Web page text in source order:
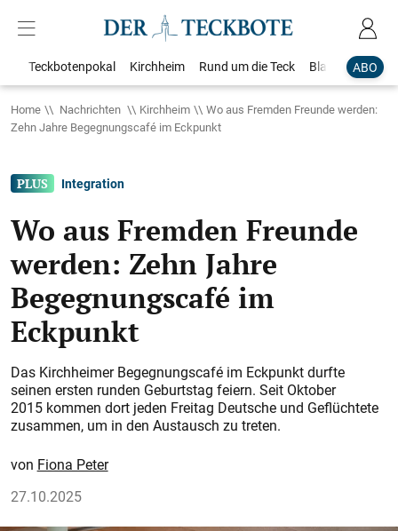
ABO
Teckbotenpokal Kirchheim Rund um die Teck Blaulicht
Home Nachrichten Kirchheim
Wo aus Fremden Freunde werden:
Zehn Jahre Begegnungscafé im Eckpunkt
Integration
Wo aus Fremden Freunde
werden: Zehn Jahre
Begegnungscafé im
Eckpunkt
Das Kirchheimer Begegnungscafé im Eckpunkt durfte
seinen ersten runden Geburtstag feiern. Seit Oktober
2015 kommen dort jeden Freitag Deutsche und Geflüchtete
zusammen, um in den Austausch zu treten.
Fiona Peter
27.10.2025